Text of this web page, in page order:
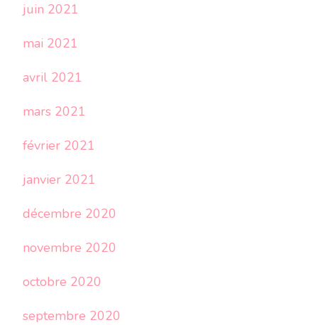
juin 2021
mai 2021
avril 2021
mars 2021
février 2021
janvier 2021
décembre 2020
novembre 2020
octobre 2020
septembre 2020